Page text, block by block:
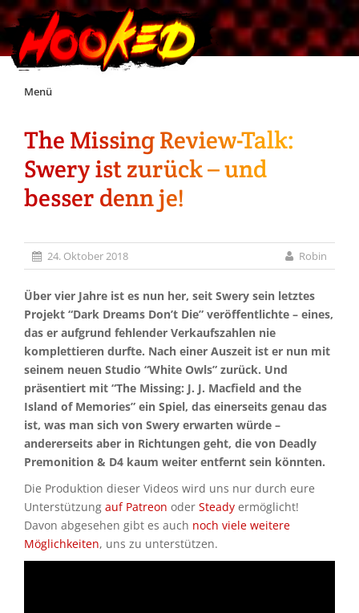
Skip
Menü
Unterstützt Hooked!
Exklusiv für Supporter*innen
Discord
The Missing Review-Talk:
Swery ist zurück – und
besser denn je!
24. Oktober 2018 Robin
Über vier Jahre ist es nun her, seit Swery sein letztes
Projekt “Dark Dreams Don’t Die” veröffentlichte – eines,
das er aufgrund fehlender Verkaufszahlen nie
komplettieren durfte. Nach einer Auszeit ist er nun mit
seinem neuen Studio “White Owls” zurück. Und
präsentiert mit “The Missing: J. J. Macfield and the
Island of Memories” ein Spiel, das einerseits genau das
ist, was man sich von Swery erwarten würde –
andererseits aber in Richtungen geht, die von Deadly
Premonition & D4 kaum weiter entfernt sein könnten.
Die Produktion dieser Videos wird uns nur durch eure
Unterstützung auf Patreon oder Steady ermöglicht!
Davon abgesehen gibt es auch noch viele weitere
Möglichkeiten, uns zu unterstützen.